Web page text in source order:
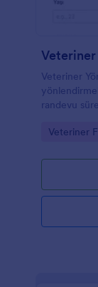
Veteriner
randevu
Go to
Veteriner